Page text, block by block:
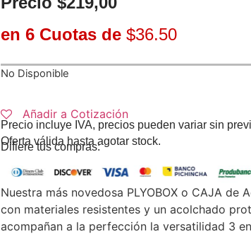
en 6 Cuotas de$36.50
No Disponible
Añadir a Cotización
Precio incluye IVA, precios pueden variar sin
Oferta válida hasta agotar stock.
Difiere tus compras:
Nuestra más novedosa PLYOBOX o CAJA de
con materiales resistentes y un acolchado
acompañan a la perfección la versatilidad 3